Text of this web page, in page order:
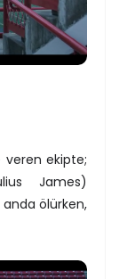
ekipte;
James)
ölürken,